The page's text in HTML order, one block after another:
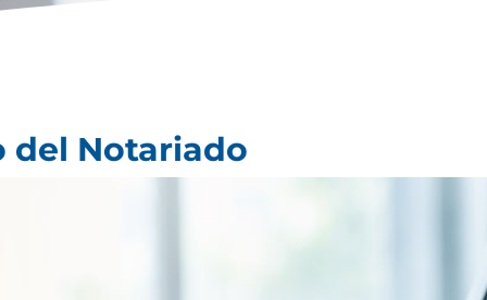
del Notariado